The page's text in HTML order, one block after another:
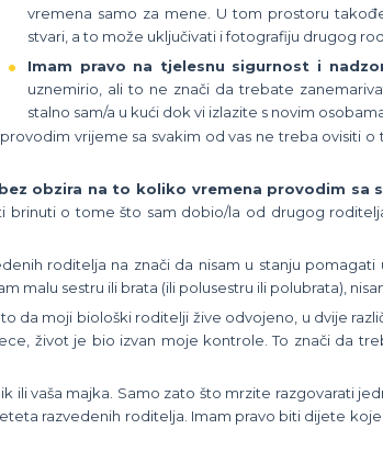
vremena samo za mene. U tom prostoru
stvari, a to može uključivati i fotografiju drugog
Imam pravo na tjelesnu sigurnost i
uznemirio, ali to ne znači da trebate
stalno sam/a u kući dok vi izlazite s novim
vrijeme sa svakim od vas ne treba ovisiti
obzira na to koliko vremena provodim sa
o tome što sam dobio/la od drugog
roditelja na znači da nisam u stanju pomagati
sestru ili brata (ili polusestru ili polubrata),
da moji biološki roditelji žive odvojeno, u dvije
život je bio izvan moje kontrole. To znači da
ili vaša majka. Samo zato što mrzite razgovarati
razvedenih roditelja. Imam pravo biti dijete